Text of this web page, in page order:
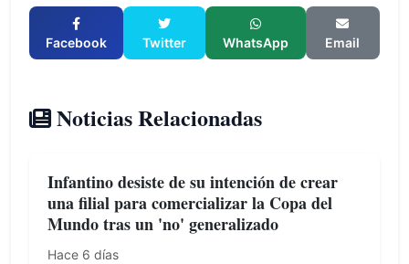
Facebook Twitter WhatsApp Email
Noticias Relacionadas
Infantino desiste de su intención de crear
una filial para comercializar la Copa del
Mundo tras un 'no' generalizado
Hace 6 días